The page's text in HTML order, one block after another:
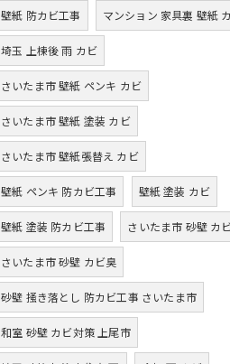
壁紙 防カビ工事 マンション 家具裏 壁紙
埼玉 上棟後 雨 カビ
さいたま市 壁紙 ペンキ カビ
さいたま市 壁紙 塗装 カビ
さいたま市 壁紙張替え カビ
壁紙 ペンキ 防カビ工事 壁紙 塗装 カビ
壁紙 塗装 防カビ工事 さいたま市 砂壁 カ
さいたま市 砂壁 カビ臭
砂壁 掻き落とし 防カビ工事 さいたま市
和室 砂壁 カビ対策 上尾市